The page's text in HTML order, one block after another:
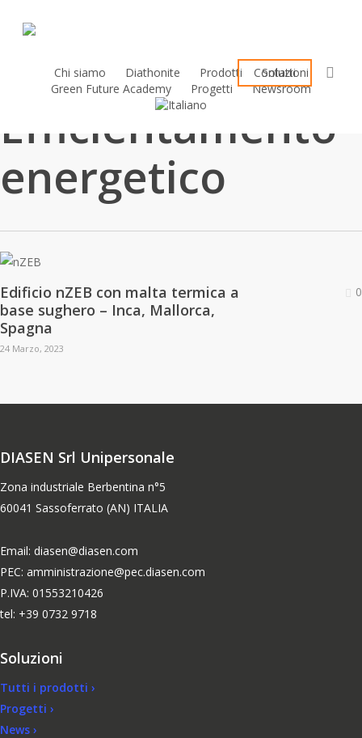
Chi siamo Diathonite Prodotti
Soluzioni
Green Future Academy
Progetti Newsroom
Contatti
Efficientamento
energetico
Edificio nZEB con malta termica a
base sughero – Inca, Mallorca,
Spagna
24 Marzo, 2023
0
DIASEN Srl Unipersonale
Zona industriale Berbentina n°5
60041 Sassoferrato (AN) ITALIA
Email: diasen@diasen.com
PEC: amministrazione@pec.diasen.com
P.IVA: 01553210426
tel: +39 0732 9718
Soluzioni
Tutti i prodotti ›
Progetti ›
News ›